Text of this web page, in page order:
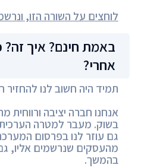
לוחצים על השורה הזו,
באמת חינם? איך
אחרי?
תמיד היה חשוב לנו להחזיר
אנחנו חברה יציבה ורווחית
בשוק. מעבר למטרה
גם עוזר לנו בפרסום
מהעסקים שנרשמים אליו,
בהמשך.